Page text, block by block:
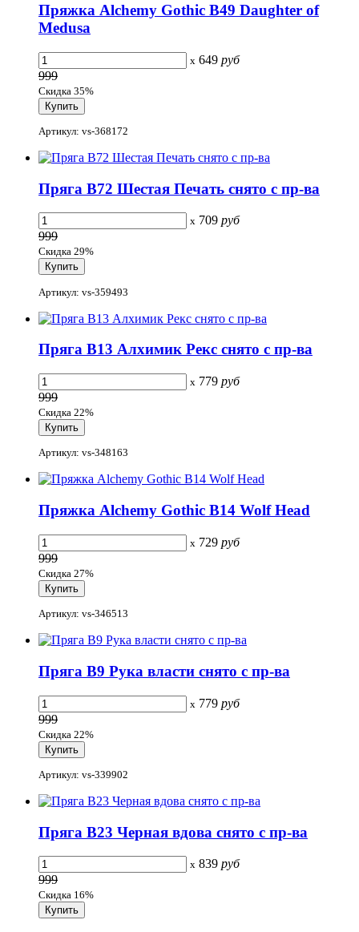
Пряжка Alchemy Gothic B49 Daughter of
Medusa
x 649 руб
999
Скидка 35%
Артикул: vs-368172
Пряга B72 Шестая Печать снято с пр-ва
x 709 руб
999
Скидка 29%
Артикул: vs-359493
Пряга B13 Алхимик Рекс снято с пр-ва
x 779 руб
999
Скидка 22%
Артикул: vs-348163
Пряжка Alchemy Gothic B14 Wolf Head
x 729 руб
999
Скидка 27%
Артикул: vs-346513
Пряга B9 Рука власти снято с пр-ва
x 779 руб
999
Скидка 22%
Артикул: vs-339902
Пряга B23 Черная вдова снято с пр-ва
x 839 руб
999
Скидка 16%